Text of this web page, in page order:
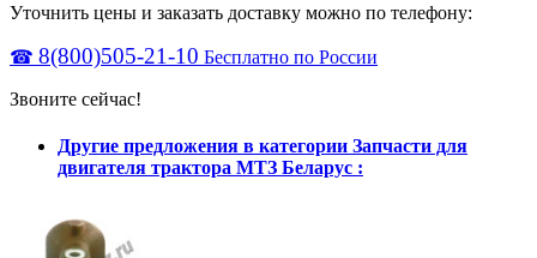
Уточнить цены и заказать доставку можно по телефону:
☎ 8(800)505-21-10 Бесплатно по России
Звоните сейчас!
Другие предложения в категории Запчасти для
двигателя трактора МТЗ Беларус :